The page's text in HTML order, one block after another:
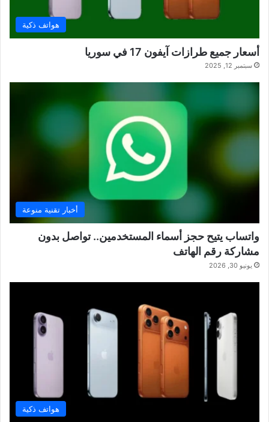
هواتف ذكية
أسعار جميع طرازات آيفون 17 في سوريا
سبتمبر 12, 2025
أخبار تقنية منوعة
واتساب يتيح حجز أسماء المستخدمين.. تواصل بدون
مشاركة رقم الهاتف
يونيو 30, 2026
هواتف ذكية